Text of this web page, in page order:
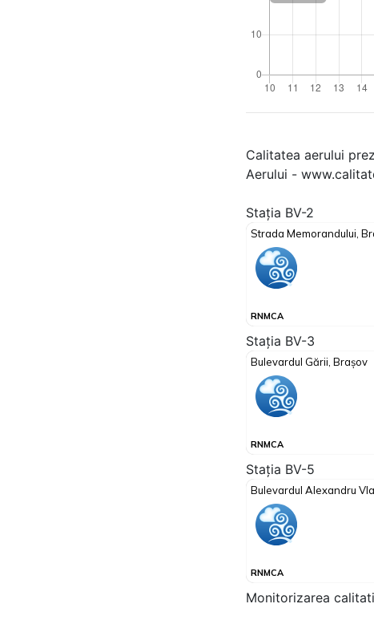
Calitatea aerului
Aerului -
Stația BV-2
Stația BV-3
Stația BV-5
Monitorizarea